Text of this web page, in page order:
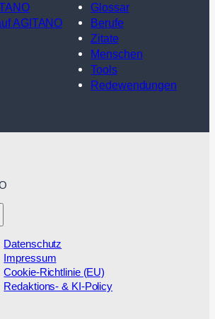
AGITANO
Glossar
Berufe
Zitate
Menschen
Tools
Redewendungen
Datenschutz
Impressum
Cookie-Richtlinie (EU)
Redaktions- & KI-Policy